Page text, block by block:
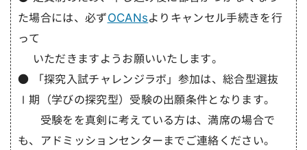
た場合には、必ずOCANsよりキャンセル手続きを行
って
いただきますようお願いいたします。
● 「探究入試チャレンジラボ」参加は、総合型選抜
Ⅰ期（学びの探究型）受験の出願条件となります。
受験をを真剣に考えている方は、満席の場合で
も、アドミッションセンターまでご連絡ください。